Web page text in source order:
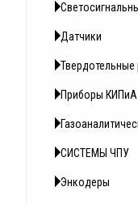
Датчики
Приборы
СИСТЕМЫ ЧПУ
Энкодеры